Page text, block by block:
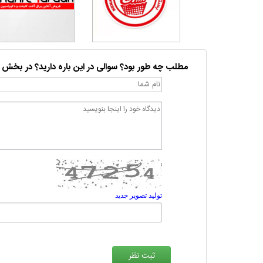
مطلب چه طور بود؟ سوالی در این باره دارید؟ در
تولید تصویر جدید